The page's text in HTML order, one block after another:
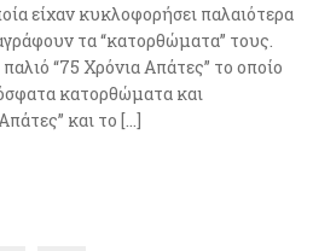
είχαν κυκλοφορήσει παλαιότερα
τα “κατορθώματα” τους.
“75 Χρόνια Απάτες” το οποίο
κατορθώματα και
και το […]